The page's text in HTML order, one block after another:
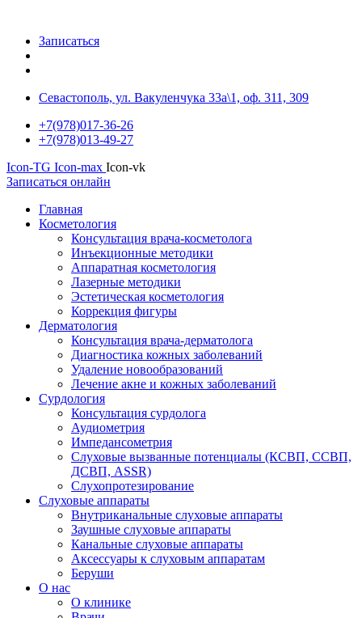
Записаться
Севастополь, ул. Вакуленчука 33а\1, оф. 311, 309
+7(978)017-36-26
+7(978)013-49-27
Icon-TG Icon-max Icon-vk
Записаться онлайн
Главная
Косметология
Консультация врача-косметолога
Инъекционные методики
Аппаратная косметология
Лазерные методики
Эстетическая косметология
Коррекция фигуры
Дерматология
Консультация врача-дерматолога
Диагностика кожных заболеваний
Удаление новообразований
Лечение акне и кожных заболеваний
Сурдология
Консультация сурдолога
Аудиометрия
Импедансометрия
Слуховые вызванные потенциалы (КСВП, ССВП,
ДСВП, ASSR)
Слухопротезирование
Слуховые аппараты
Внутриканальные слуховые аппараты
Заушные слуховые аппараты
Канальные слуховые аппараты
Аксессуары к слуховым аппаратам
Беруши
О нас
О клинике